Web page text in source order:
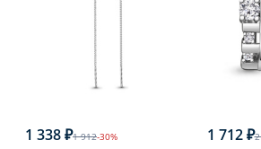
1 338 ₽1 912-30% 1 712 ₽